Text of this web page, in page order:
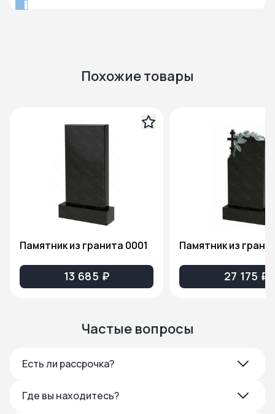
Похожие товары
Памятник из гранита 0001
13 685 ₽ 27 175 ₽
Частые вопросы
Есть ли рассрочка?
Где вы находитесь?